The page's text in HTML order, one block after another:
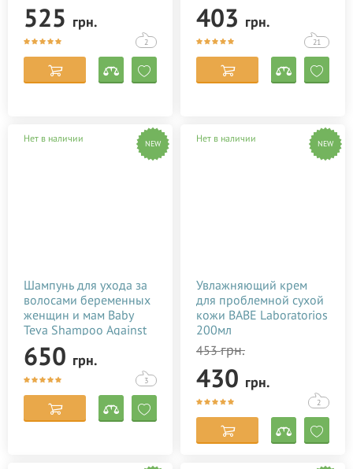
525 грн.
2
403 грн.
21
Нет в наличии NEW
Шампунь для ухода за
волосами беременных
женщин и мам Baby
Teva Shampoo Against
Hair Loss 250 мл
650 грн.
3
Нет в наличии NEW
Увлажняющий крем
для проблемной сухой
кожи BABE Laboratorios
200мл
453грн.
430 грн.
2